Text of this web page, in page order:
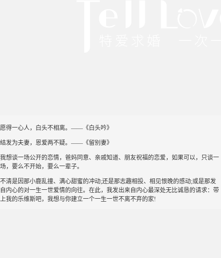
愿得一心人，白头不相离。——《白头吟》
结发为夫妻，恩爱两不疑。——《留别妻》
我想谈一场公开的恋情，爸妈同意、亲戚知道、朋友祝福的恋爱，如果可以，只谈一
场，要么不开始，要么一辈子。
不清是因那小鹿乱撞、满心甜蜜的冲动;还是那志趣相投、相见恨晚的感动;或是那发
自内心的对一生一世爱情的向往。在此，我发出来自内心最深处无比诚恳的请求：带
上我的乐维斯吧，我想与你建立一个一生一世不离不弃的家!